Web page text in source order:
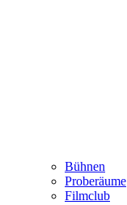
Bühnen
Proberäume
Filmclub